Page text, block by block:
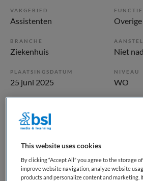
VAKGEBIED
Assistenten
FUNCTIE
BRANCHE
Ziekenhuis Niet
PLAATSINGSDATUM
25 juni 2025
NIVEAU
WO
Niet nader bepaald
Vacature niet beschikbaar
Deze vacature Poli-assistent
This website uses cookies
By clicking “Accept All” you agree to the storage
improve website navigation, analyze website
products and personalize content and marketing.